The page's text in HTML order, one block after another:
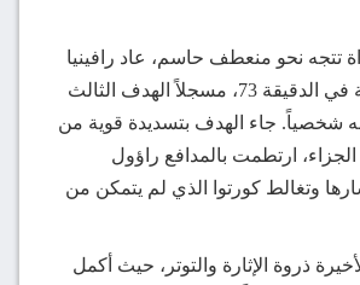
تتجه نحو منعطف حاسم، عاد رافينيا
ليلعب دور البطولة في الدقيقة 73، مسجلاً الهدف الثالث
له شخصياً. جاء الهدف بتسديدة قوية من
ارتطمت بالمدافع راؤول
وتغالط كورتوا الذي لم يتمكن من
ذروة الإثارة والتوتر، حيث أكمل